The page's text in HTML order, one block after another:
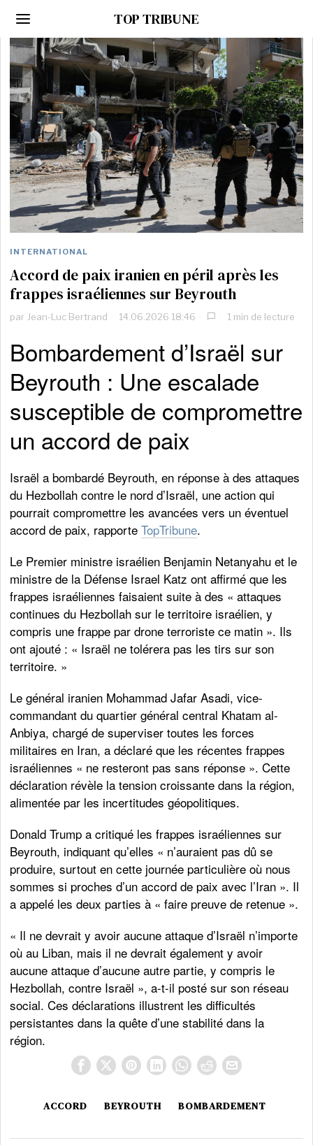
TOP TRIBUNE
INTERNATIONAL
Accord de paix iranien en péril après les
frappes israéliennes sur Beyrouth
par Jean-Luc Bertrand 14.06.2026 18:46 1 min de lecture
Bombardement d’Israël sur
Beyrouth : Une escalade
susceptible de compromettre
un accord de paix
Israël a bombardé Beyrouth, en réponse à des attaques
du Hezbollah contre le nord d’Israël, une action qui
pourrait compromettre les avancées vers un éventuel
accord de paix, rapporteTopTribune.
Le Premier ministre israélien Benjamin Netanyahu et le
ministre de la Défense Israel Katz ont affirmé que les
frappes israéliennes faisaient suite à des « attaques
continues du Hezbollah sur le territoire israélien, y
compris une frappe par drone terroriste ce matin ». Ils
ont ajouté : « Israël ne tolérera pas les tirs sur son
territoire. »
Le général iranien Mohammad Jafar Asadi, vice-
commandant du quartier général central Khatam al-
Anbiya, chargé de superviser toutes les forces
militaires en Iran, a déclaré que les récentes frappes
israéliennes « ne resteront pas sans réponse ». Cette
déclaration révèle la tension croissante dans la région,
alimentée par les incertitudes géopolitiques.
Donald Trump a critiqué les frappes israéliennes sur
Beyrouth, indiquant qu’elles « n’auraient pas dû se
produire, surtout en cette journée particulière où nous
sommes si proches d’un accord de paix avec l’Iran ». Il
a appelé les deux parties à « faire preuve de retenue ».
« Il ne devrait y avoir aucune attaque d’Israël n’importe
où au Liban, mais il ne devrait également y avoir
aucune attaque d’aucune autre partie, y compris le
Hezbollah, contre Israël », a-t-il posté sur son réseau
social. Ces déclarations illustrent les difficultés
persistantes dans la quête d’une stabilité dans la
région.
ACCORD BEYROUTH BOMBARDEMENT